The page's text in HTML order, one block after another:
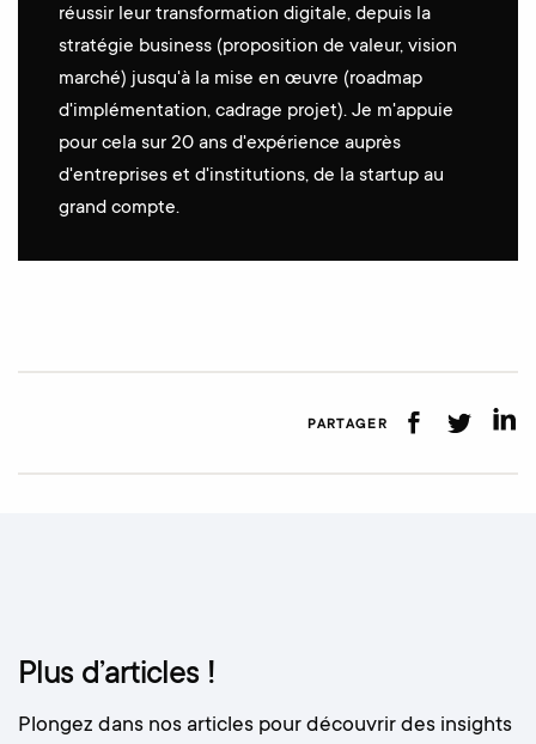
réussir leur transformation digitale, depuis la
stratégie business (proposition de valeur, vision
marché) jusqu'à la mise en œuvre (roadmap
d'implémentation, cadrage projet). Je m'appuie
pour cela sur 20 ans d'expérience auprès
d'entreprises et d'institutions, de la startup au
grand compte.
PARTAGER
Plus d’articles !
Plongez dans nos articles pour découvrir des insights